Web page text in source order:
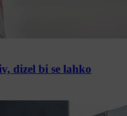
dizel bi se lahko